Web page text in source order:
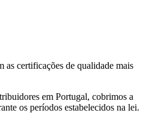
as certificações de qualidade mais
em Portugal, cobrimos a
os períodos estabelecidos na lei.